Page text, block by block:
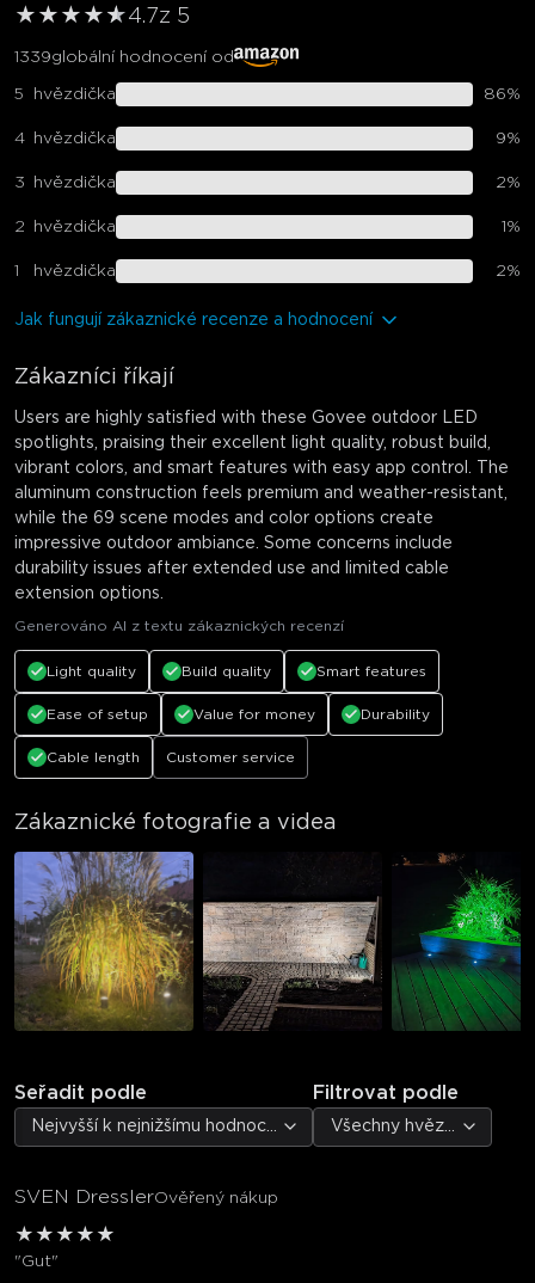
★ ★ ★ ★ ★
★4.7z 5
1339globální hodnocení od
5 hvězdička 86%
4 hvězdička 9%
3 hvězdička 2%
2 hvězdička 1%
1 hvězdička 2%
Jak fungují zákaznické recenze a hodnocení
Zákazníci říkají
Users are highly satisfied with these Govee outdoor LED
spotlights, praising their excellent light quality, robust build,
vibrant colors, and smart features with easy app control. The
aluminum construction feels premium and weather-resistant,
while the 69 scene modes and color options create
impressive outdoor ambiance. Some concerns include
durability issues after extended use and limited cable
extension options.
Generováno AI z textu zákaznických recenzí
Light quality Build quality Smart features
Ease of setup Value for money Durability
Cable length Customer service
Zákaznické fotografie a videa
Seřadit podle
Nejvyšší k nejnižšímu hodnocení
Filtrovat podle
Všechny hvězdičky
SVEN DresslerOvěřený nákup
★ ★ ★ ★ ★
"Gut"